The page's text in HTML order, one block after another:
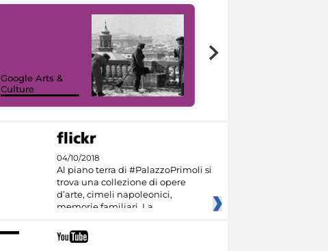
Google Arts &
Culture
04/10/2018
Al piano terra di #PalazzoPrimoli si
trova una collezione di opere
d’arte, cimeli napoleonici,
memorie familiari. La